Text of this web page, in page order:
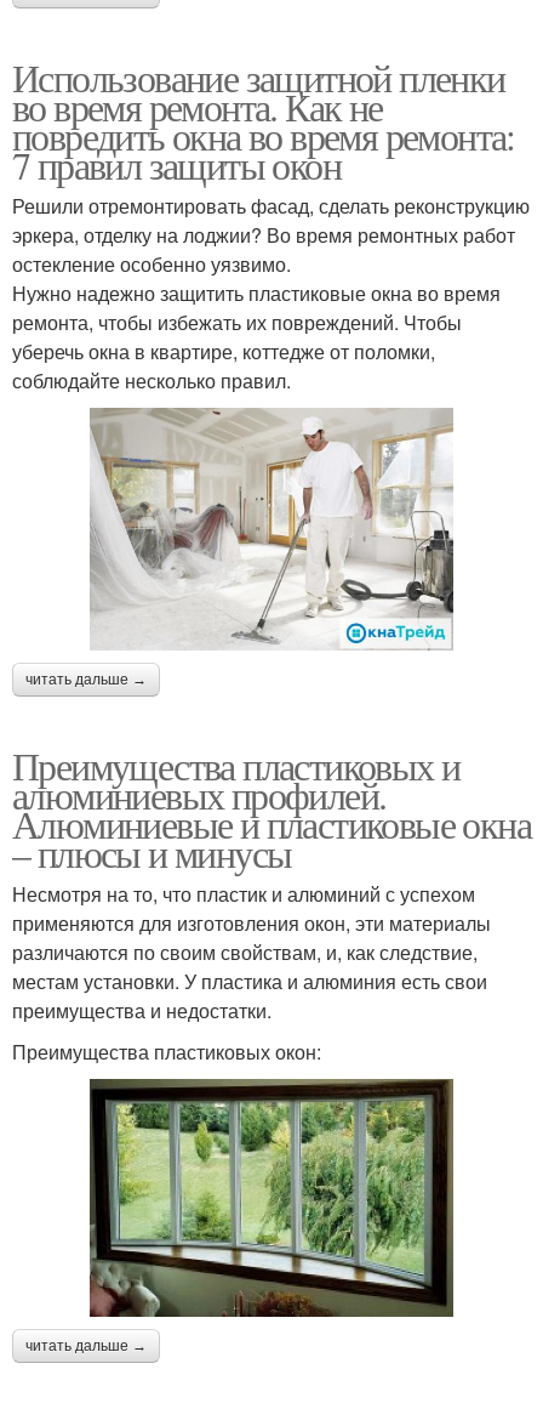
Использование защитной пленки
во время ремонта. Как не
повредить окна во время ремонта:
7 правил защиты окон
Решили отремонтировать фасад, сделать реконструкцию
эркера, отделку на лоджии? Во время ремонтных работ
остекление особенно уязвимо.
Нужно надежно защитить пластиковые окна во время
ремонта, чтобы избежать их повреждений. Чтобы
уберечь окна в квартире, коттедже от поломки,
соблюдайте несколько правил.
читать дальше →
Преимущества пластиковых и
алюминиевых профилей.
Алюминиевые и пластиковые окна
– плюсы и минусы
Несмотря на то, что пластик и алюминий с успехом
применяются для изготовления окон, эти материалы
различаются по своим свойствам, и, как следствие,
местам установки. У пластика и алюминия есть свои
преимущества и недостатки.
Преимущества пластиковых окон:
читать дальше →